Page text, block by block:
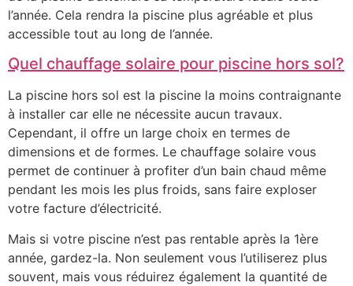
l’année. Cela rendra la piscine plus agréable et plus
accessible tout au long de l’année.
Quel chauffage solaire pour piscine hors sol?
La piscine hors sol est la piscine la moins contraignante
à installer car elle ne nécessite aucun travaux.
Cependant, il offre un large choix en termes de
dimensions et de formes. Le chauffage solaire vous
permet de continuer à profiter d’un bain chaud même
pendant les mois les plus froids, sans faire exploser
votre facture d’électricité.
Mais si votre piscine n’est pas rentable après la 1ère
année, gardez-la. Non seulement vous l’utiliserez plus
souvent, mais vous réduirez également la quantité de